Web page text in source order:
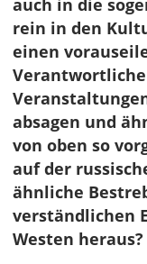
auch in die
rein in den
einen
absagen und
von oben so
auf der
ähnliche
verständlichen
Westen heraus?